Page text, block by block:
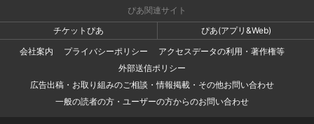
ぴあ関連サイト
チケットぴあ
ぴあ(アプリ&Web)
会社案内
プライバシーポリシー
アクセスデータの利用・著作権等
外部送信ポリシー
広告出稿・お取り組みのご相談・情報掲載・その他お問い合わせ
一般の読者の方・ユーザーの方からのお問い合わせ